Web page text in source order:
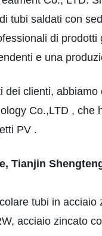
tubi saldati con
di
e una
dei clienti,
Co.,LTD ,
PV .
Tianjin
tubi in
acciaio zincato